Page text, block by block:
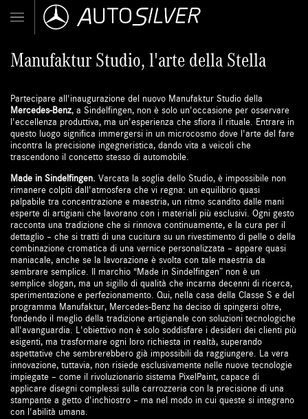
Manufaktur Studio, l'arte della Stella
Partecipare all'inaugurazione del nuovo Manufaktur Studio della
Mercedes-Benz, a Sindelfingen, non è solo un'occasione per osservare
l'eccellenza produttiva, ma un'esperienza che sfiora il rituale. Entrare in
questo luogo significa immergersi in un microcosmo dove l'arte del fare
incontra la precisione ingegneristica, dando vita a veicoli che
trascendono il concetto stesso di automobile.
Made in Sindelfingen. Varcata la soglia dello Studio, è impossibile non
rimanere colpiti dall'atmosfera che vi regna: un equilibrio quasi
palpabile tra concentrazione e maestria, un ritmo scandito dalle mani
esperte di artigiani che lavorano con i materiali più esclusivi. Ogni gesto
racconta una tradizione che si rinnova continuamente, e la cura per il
dettaglio – che si tratti di una cucitura su un rivestimento di pelle o della
combinazione cromatica di una vernice personalizzata – appare quasi
maniacale, anche se la lavorazione è svolta con tale maestria da
sembrare semplice. Il marchio “Made in Sindelfingen” non è un
semplice slogan, ma un sigillo di qualità che incarna decenni di ricerca,
sperimentazione e perfezionamento. Qui, nella casa della Classe S e del
programma Manufaktur, Mercedes-Benz ha deciso di spingersi oltre,
fondendo il meglio della tradizione artigianale con soluzioni tecnologiche
all'avanguardia. L'obiettivo non è solo soddisfare i desideri dei clienti più
esigenti, ma trasformare ogni loro richiesta in realtà, superando
aspettative che sembrerebbero già impossibili da raggiungere. La vera
innovazione, tuttavia, non risiede esclusivamente nelle nuove tecnologie
impiegate – come il rivoluzionario sistema PixelPaint, capace di
applicare disegni complessi sulla carrozzeria con la precisione di una
stampante a getto d'inchiostro – ma nel modo in cui queste si integrano
con l'abilità umana.